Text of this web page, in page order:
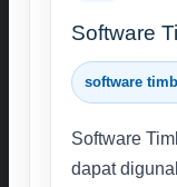
Software
software
Software
dapat